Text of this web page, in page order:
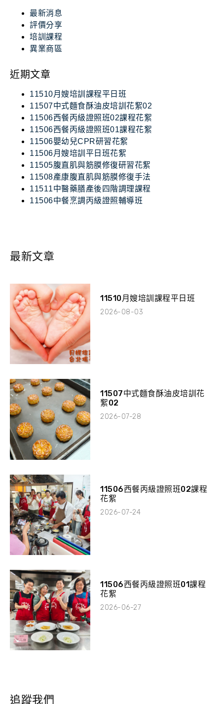
最新消息
評價分享
培訓課程
異業商區
近期文章
11510月嫂培訓課程平日班
11507中式麵食酥油皮培訓花絮02
11506西餐丙級證照班02課程花絮
11506西餐丙級證照班01課程花絮
11506嬰幼兒CPR研習花絮
11506月嫂培訓平日班花絮
11505腹直肌與筋膜修復研習花絮
11508產康腹直肌與筋膜修復手法
11511中醫藥膳產後四階調理課程
11506中餐烹調丙級證照輔導班
最新文章
11510月嫂培訓課程平日班
2026-08-03
11507中式麵食酥油皮培訓花
絮02
2026-07-28
11506西餐丙級證照班02課程
花絮
2026-07-24
11506西餐丙級證照班01課程
花絮
2026-06-27
追蹤我們